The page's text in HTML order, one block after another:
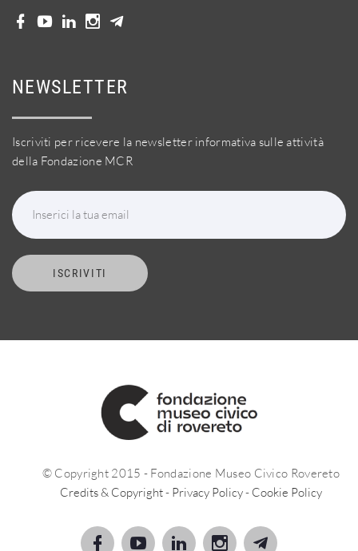
NEWSLETTER
Iscriviti per ricevere la newsletter informativa sulle attività
della Fondazione MCR
Inserici la tua email
ISCRIVITI
© Copyright 2015 - Fondazione Museo Civico Rovereto
Credits & Copyright- Privacy Policy- Cookie Policy